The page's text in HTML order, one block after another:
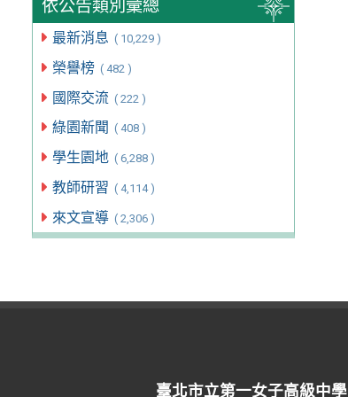
依公告類別彙總
最新消息 ( 10,229 )
榮譽榜 ( 482 )
國際交流 ( 222 )
綠園新聞 ( 408 )
學生園地 ( 6,288 )
教師研習 ( 4,114 )
來文宣導 ( 2,306 )
臺北市立第一女子高級中學